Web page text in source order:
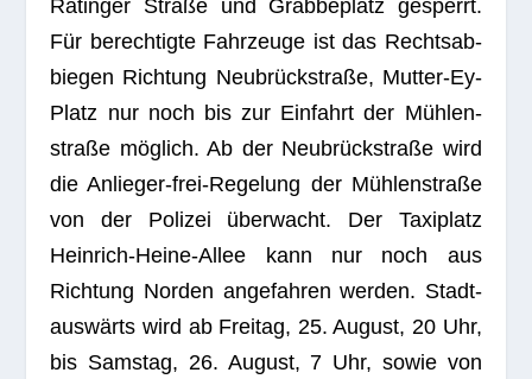
Ratin­ger Straße und Grab­beplatz gesperrt.
Für berech­tigte Fahr­zeuge ist das Rechts­ab­
bie­gen Rich­tung Neu­brück­straße, Mut­ter-Ey-
Platz nur noch bis zur Ein­fahrt der Müh­len­
straße mög­lich. Ab der Neu­brück­straße wird
die Anlie­ger-frei-Rege­lung der Müh­len­straße
von der Poli­zei über­wacht. Der Taxi­platz
Hein­rich-Heine-Allee kann nur noch aus
Rich­tung Nor­den ange­fah­ren wer­den. Stadt­
aus­wärts wird ab Frei­tag, 25. August, 20 Uhr,
bis Sams­tag, 26. August, 7 Uhr, sowie von